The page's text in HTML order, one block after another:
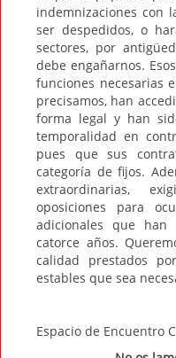
indemnizaciones
ser despedidos, o
sectores, por
debe engañarnos.
funciones necesarias
precisamos, han
forma legal y han
temporalidad en
pues que sus
categoría de fijos.
extraordinarias,
oposiciones para
adicionales que han
catorce años.
calidad prestados
estables que sea
Espacio de Encuentro